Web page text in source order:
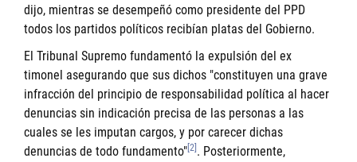
dijo, mientras se desempeñó como presidente del PPD
todos los partidos políticos recibían platas del Gobierno.
El Tribunal Supremo fundamentó la expulsión del ex
timonel asegurando que sus dichos "constituyen una grave
infracción del principio de responsabilidad política al hacer
denuncias sin indicación precisa de las personas a las
cuales se les imputan cargos, y por carecer dichas
denuncias de todo fundamento" [2] . Posteriormente,